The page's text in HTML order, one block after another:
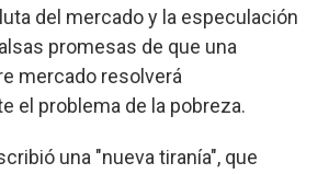
del mercado y la especulación
promesas de que una
mercado resolverá
el problema de la pobreza.
una "nueva tiranía", que